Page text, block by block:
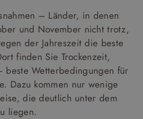
– Länder, in denen
und November nicht trotz,
der Jahreszeit die beste
finden Sie Trockenzeit,
beste Wetterbedingungen für
Dazu kommen nur wenige
die deutlich unter dem
liegen.